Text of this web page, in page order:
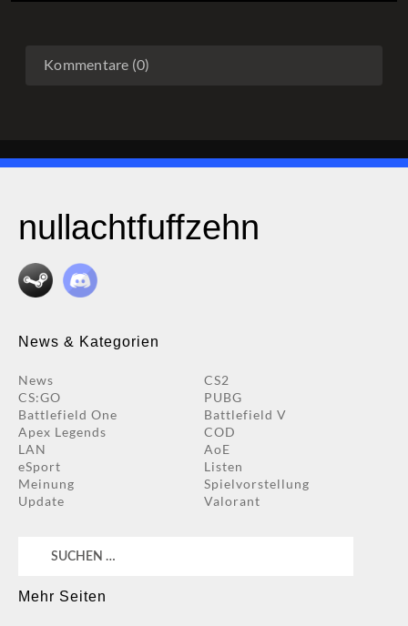
Kommentare (0)
nullachtfuffzehn
News & Kategorien
News
CS2
CS:GO
PUBG
Battlefield One
Battlefield V
Apex Legends
COD
LAN
AoE
eSport
Listen
Meinung
Spielvorstellung
Update
Valorant
Suchen
Mehr Seiten